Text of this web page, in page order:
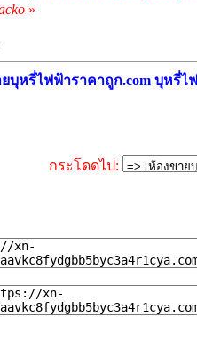
»
บุหรี่ไฟฟ้าราคาถูก.com บุหรี่ไ
กระโดดไป: